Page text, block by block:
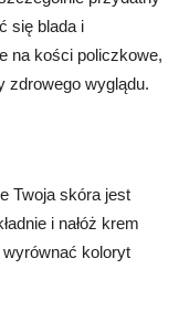
się blada i
na kości policzkowe,
zdrowego wyglądu.
Twoja skóra jest
i nałóż krem
wyrównać koloryt